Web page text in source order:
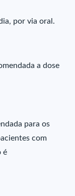
por via oral.
a dose
para os
com
é